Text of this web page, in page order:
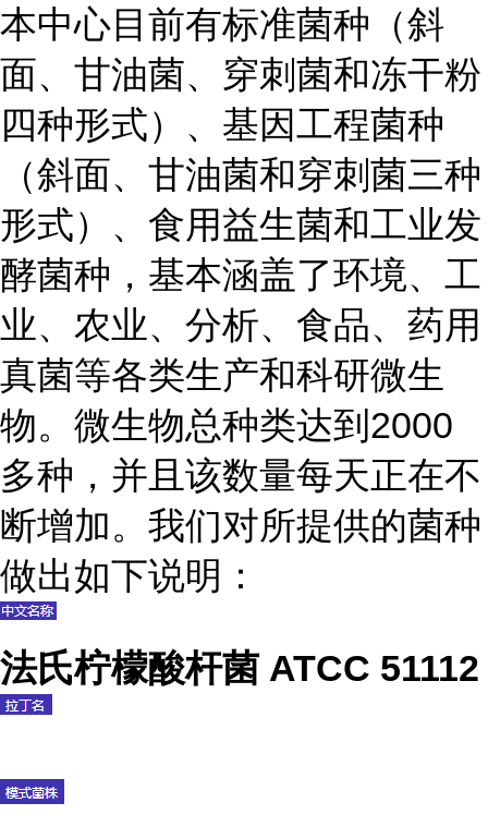
本中心目前有标准菌种（斜
面、甘油菌、穿刺菌和冻干粉
四种形式）、基因工程菌种
（斜面、甘油菌和穿刺菌三种
形式）、食用益生菌和工业发
酵菌种，基本涵盖了环境、工
业、农业、分析、食品、药用
真菌等各类生产和科研微生
物。微生物总种类达到2000
多种，并且该数量每天正在不
断增加。我们对所提供的菌种
做出如下说明：
法氏柠檬酸杆菌 ATCC 51112